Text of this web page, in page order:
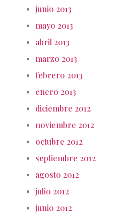
junio 2013
mayo 2013
abril 2013
marzo 2013
febrero 2013
enero 2013
diciembre 2012
noviembre 2012
octubre 2012
septiembre 2012
agosto 2012
julio 2012
junio 2012